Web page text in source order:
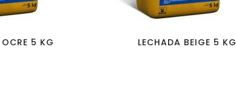
visibility
5 KG
favorite_border visibility
LECHADA BEIGE 5 KG